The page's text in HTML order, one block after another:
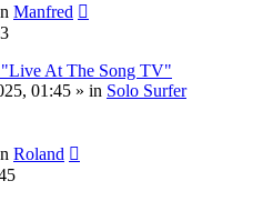
Manfred
At The Song TV"
01:45 » in Solo Surfer
Roland